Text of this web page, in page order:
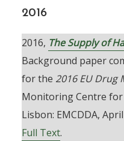
2016
2016, The Supply of
Background paper
for the 2016 EU Drug
Monitoring Centre
Lisbon: EMCDDA,
Full Text.